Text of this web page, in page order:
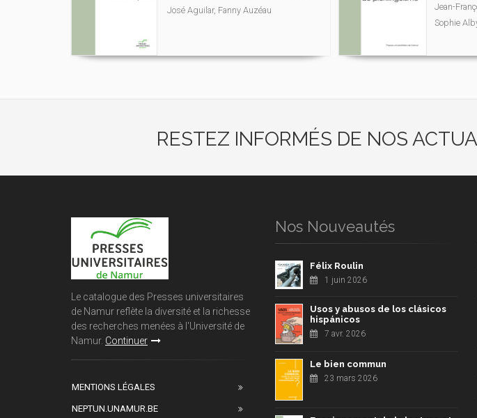
José Aguilar, Fanny Auzéau
Jean-
Sophie
RESTEZ INFORMÉS DE NOS
Le catalogue des Presses universitaires
de Namur reflète la diversité et la richesse
des recherches menées à l'Université de
Namur. Continuer
MENTIONS LÉGALES
NEPTUN.UNAMUR.BE
Nos Nouveautés
Félix Roulin
1 juin 2026
Usos y abusos de los clásicos
hispánicos
7 avr. 2026
Le bien commun
23 mars 2026